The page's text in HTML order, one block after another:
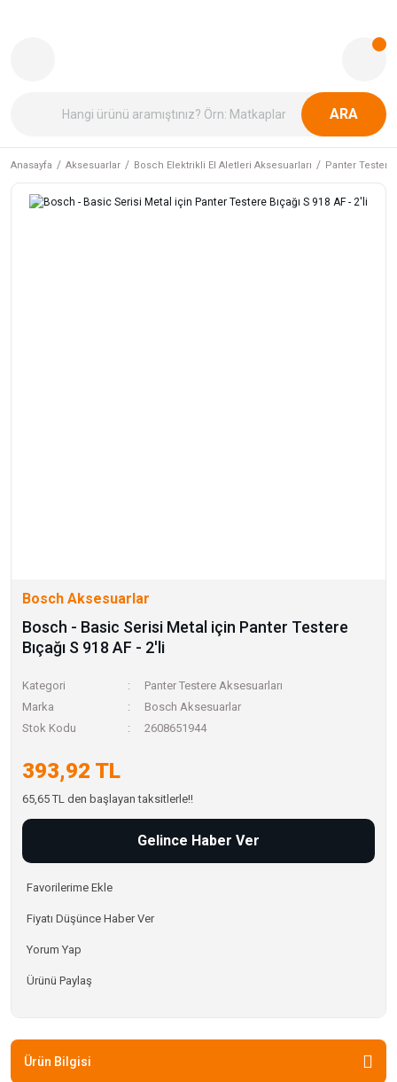
ARA
Anasayfa Aksesuarlar Bosch Elektrikli El Aletleri Aksesuarları Panter Testere
Bosch Aksesuarlar
Bosch - Basic Serisi Metal için Panter Testere
Bıçağı S 918 AF - 2'li
Kategori
Panter Testere Aksesuarları
Marka
Bosch Aksesuarlar
Stok Kodu
2608651944
393,92 TL
65,65 TL den başlayan taksitlerle!!
Gelince Haber Ver
Fiyatı Düşünce Haber Ver
Yorum Yap
Ürünü Paylaş
Ürün Bilgisi